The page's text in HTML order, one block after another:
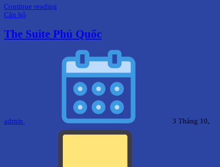
Continue reading
Căn hộ
The Suite Phú Quốc
admin 3 Tháng 10,